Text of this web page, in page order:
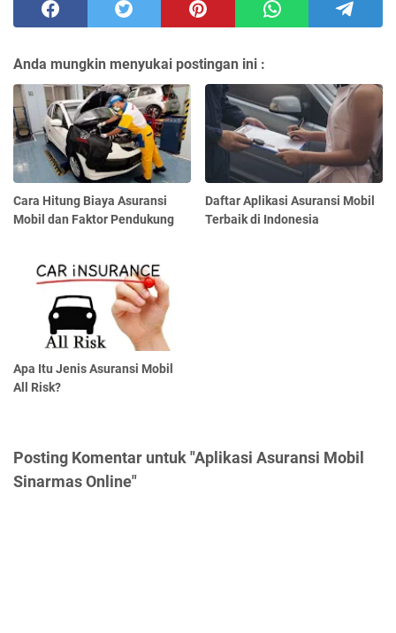
Anda mungkin menyukai postingan ini :
Cara Hitung Biaya Asuransi
Mobil dan Faktor Pendukung
Daftar Aplikasi Asuransi Mobil
Terbaik di Indonesia
Apa Itu Jenis Asuransi Mobil
All Risk?
Posting Komentar untuk "Aplikasi Asuransi Mobil
Sinarmas Online"